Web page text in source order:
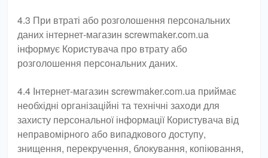
4.3 При втраті або розголошення персональних
даних інтернет-магазин screwmaker.com.ua
інформує Користувача про втрату або
розголошення персональних даних.
4.4 Інтернет-магазин screwmaker.com.ua приймає
необхідні організаційні та технічні заходи для
захисту персональної інформації Користувача від
неправомірного або випадкового доступу,
знищення, перекручення, блокування, копіювання,